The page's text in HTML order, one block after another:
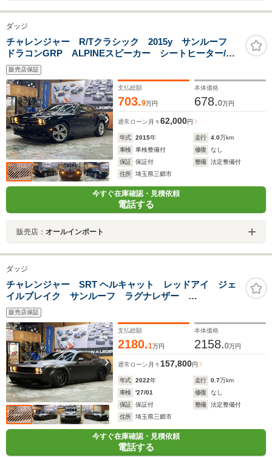
ダッジ
チャレンジャー R/Tクラシック 2015y サンルーフ
ドラコンGRP ALPINEスピーカー シートヒーター/ベ
ンチレーション クラシック20AW
販売店保証
支払総額
703.9万円
本体価格
678.0万円
通常ローン 月々62,000円
年式 2015年 走行 4.0万km
車検
車検整備付 修復
なし
保証
保証付 整備
法定整備付
住所
埼玉県三郷市
今すぐ在庫確認・見積依頼
電話する
販売店： オールインポート
ダッジ
チャレンジャー SRT ヘルキャット レッドアイ ジェ
イルブレイク サンルーフ ラグナレザー
Harman/Kardon テクノロジーGRP ドライバーコンビニ
エンスGRP CL鍛造20AW CL2WAYエアサス
807HP マット黒ラッピング 元色ピッチB
販売店保証
支払総額
2180.1万円
本体価格
2158.0万円
通常ローン 月々157,800円
年式 2022年 走行 0.7万km
車検
'27/01 修復
なし
保証
保証付 整備
法定整備付
住所
埼玉県三郷市
今すぐ在庫確認・見積依頼
電話する